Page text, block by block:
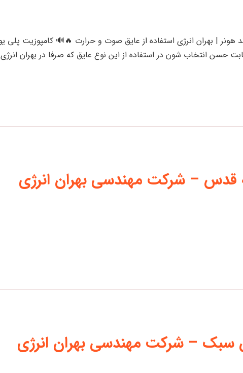
هونر | بهران انرژی استفاده از عایق صوت و حرارت 🔥🔊 کامپوزیت پلی
حسن انتخاب شون در استفاده از این نوع عایق که صرفا در بهران
قدس – شرکت مهندسی بهران انرژی